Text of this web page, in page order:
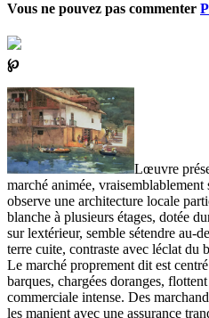
Vous ne pouvez pas commenter
℘
Lœuvre
marché animée,
observe une architecture locale
blanche à plusieurs étages, dotée
sur lextérieur, semble sétendre au-
terre cuite, contraste avec léclat du
Le marché proprement dit est
barques, chargées doranges,
commerciale intense. Des
les manient avec une assurance